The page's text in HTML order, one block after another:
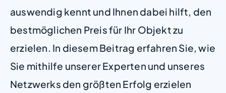
auswendig kennt und Ihnen dabei hilft, den
bestmöglichen Preis für Ihr Objekt zu
erzielen. In diesem Beitrag erfahren Sie, wie
Sie mithilfe unserer Experten und unseres
Netzwerks den größten Erfolg erzielen